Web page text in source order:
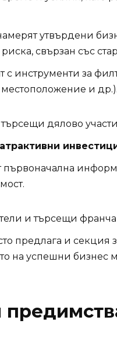
утвърдени
свързан със
с инструменти за
местоположение и др.).
дялово
атрактивни
първоначална
и търсещи
предлага и
на успешни бизнес